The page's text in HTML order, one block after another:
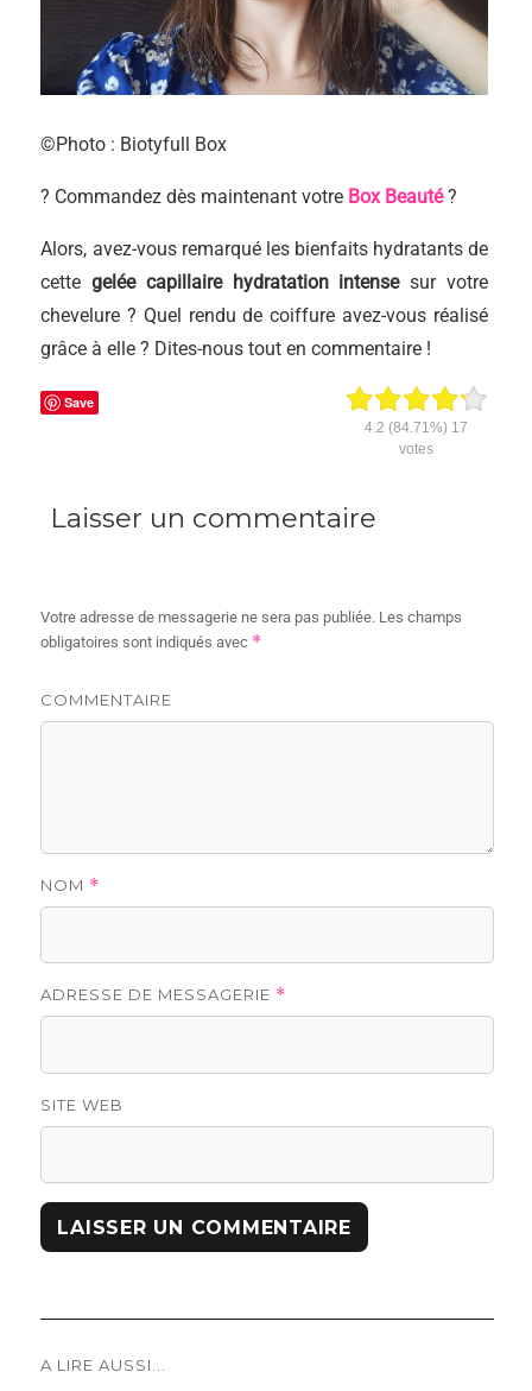
©Photo : Biotyfull Box
? Commandez dès maintenant votre Box Beauté?
Alors, avez-vous remarqué les bienfaits hydratants de
cettegelée capillaire hydratation intensesur votre
chevelure ? Quel rendu de coiffure avez-vous réalisé
grâce à elle ? Dites-nous tout en commentaire !
4.2 (84.71%) 17
votes
Save
Laisser un commentaire
Votre adresse de messagerie ne sera pas publiée. Les champs
obligatoires sont indiqués avec *
COMMENTAIRE
NOM *
ADRESSE DE MESSAGERIE *
SITE WEB
Navigation
A LIRE AUSSI...